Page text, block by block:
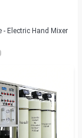
Electric Hand Mixer